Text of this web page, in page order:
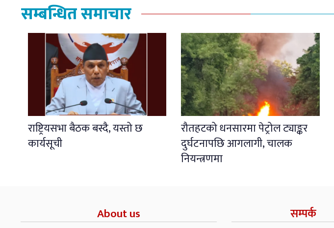
सम्बन्धित समाचार
राष्ट्रियसभा बैठक बस्दै, यस्तो छ
कार्यसूची
रौतहटको धनसारमा पेट्रोल ट्याङ्कर
दुर्घटनापछि आगलागी, चालक
नियन्त्रणमा
About us सम्पर्क